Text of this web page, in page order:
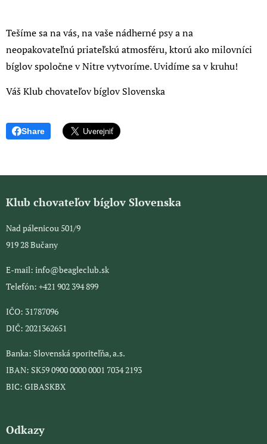
Tešíme sa na vás, na vaše nádherné psy a na
neopakovateľnú priateľskú atmosféru, ktorú ako milovníci
bíglov spoločne v Nitre vytvoríme. Uvidíme sa v kruhu! 🐾
Váš Klub chovateľov bíglov Slovenska
Share
Klub chovateľov bíglov Slovenska
Nad pálenicou 501/9
919 28 Bučany
E-mail: info@beagleclub.sk
Telefón: +421 902 394 899
IČO: 31787096
DIČ: 2021362651
Banka: Slovenská sporiteľňa, a.s.
IBAN: SK59 0900 0000 0001 7034 2193
BIC: GIBASKBX
Odkazy